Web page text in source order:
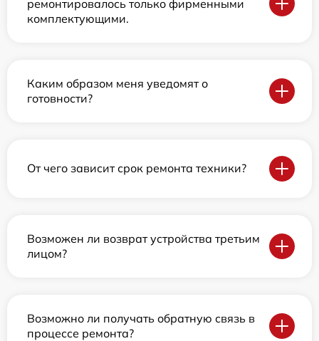
ремонтировалось только фирменными
комплектующими.
Каким образом меня уведомят о
готовности?
От чего зависит срок ремонта техники?
Возможен ли возврат устройства третьим
лицом?
Возможно ли получать обратную связь в
процессе ремонта?